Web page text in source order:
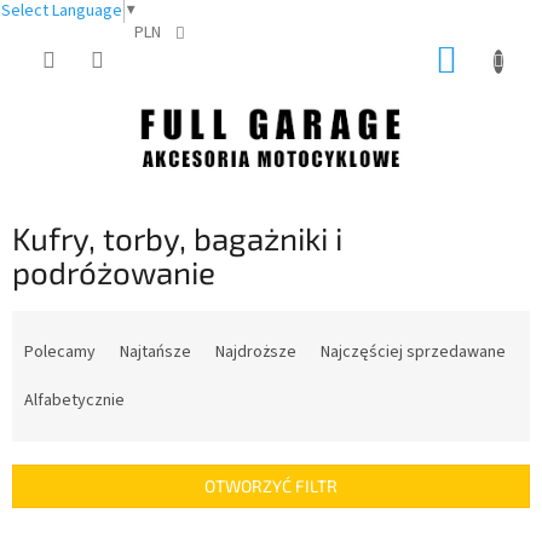
Select Language ▼
PLN
Kufry, torby, bagażniki i
podróżowanie
n
Polecamy Najtańsze Najdroższe
Najczęściej sprzedawane
Alfabetycznie
OTWORZYĆ FILTR